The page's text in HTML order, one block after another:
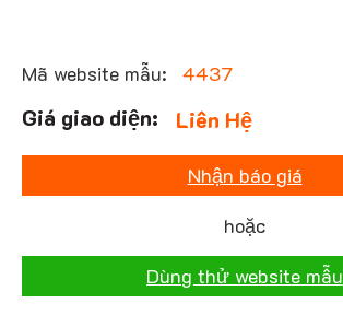
Mã website mẫu: 4437
Liên Hệ
Nhận báo giá
hoặc
Dùng thử website mẫu